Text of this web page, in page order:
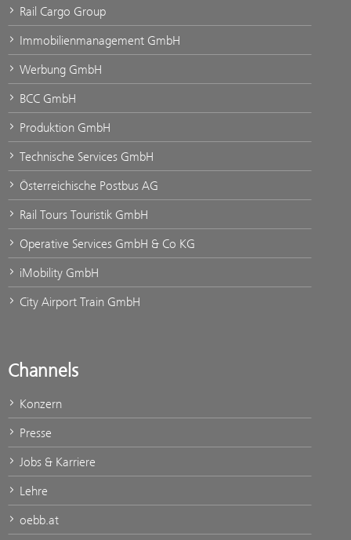
Rail Cargo Group
Immobilienmanagement GmbH
Werbung GmbH
BCC GmbH
Produktion GmbH
Technische Services GmbH
Österreichische Postbus AG
Rail Tours Touristik GmbH
Operative Services GmbH & Co KG
iMobility GmbH
City Airport Train GmbH
Channels
Konzern
Presse
Jobs & Karriere
Lehre
oebb.at